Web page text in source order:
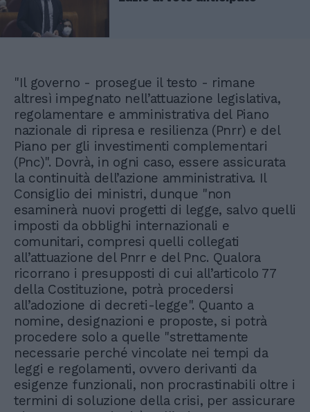
"Il governo - prosegue il testo - rimane
altresì impegnato nell’attuazione legislativa,
regolamentare e amministrativa del Piano
nazionale di ripresa e resilienza (Pnrr) e del
Piano per gli investimenti complementari
(Pnc)". Dovrà, in ogni caso, essere assicurata
la continuità dell’azione amministrativa. Il
Consiglio dei ministri, dunque "non
esaminerà nuovi progetti di legge, salvo quelli
imposti da obblighi internazionali e
comunitari, compresi quelli collegati
all’attuazione del Pnrr e del Pnc. Qualora
ricorrano i presupposti di cui all’articolo 77
della Costituzione, potrà procedersi
all’adozione di decreti-legge". Quanto a
nomine, designazioni e proposte, si potrà
procedere solo a quelle "strettamente
necessarie perché vincolate nei tempi da
leggi e regolamenti, ovvero derivanti da
esigenze funzionali, non procrastinabili oltre i
termini di soluzione della crisi, per assicurare